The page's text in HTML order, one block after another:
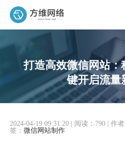
打造高效微信网站：
键开启流量
2024-04-19 09:31:20 阅读：790 作
签： 微信网站制作